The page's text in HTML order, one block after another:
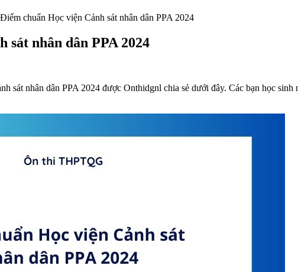
chuẩn Học viện Cảnh sát nhân dân PPA 2024
sát nhân dân PPA 2024
sát nhân dân PPA 2024 được Onthidgnl chia sẻ dưới đây. Các bạn học